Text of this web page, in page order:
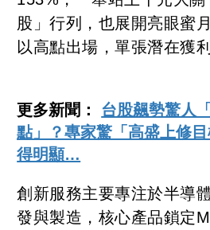
股」行列，也展開亮眼蜜
以高點出場，單張潛在獲
更多新聞： 台股飆勢驚人
點」？專家驚「高盛上修
得明顯…
創新服務主要專注於半導
發與製造，核心產品鎖定